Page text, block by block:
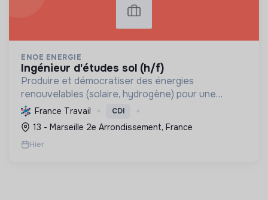
ENOE ENERGIE
ingénieur d'études sol (h/f)
Produire et démocratiser des énergies
renouvelables (solaire, hydrogène) pour une
transition écologique durable, en innovant et en
valorisant les territoires.
France Travail CDI
13 - Marseille 2e Arrondissement, France
Hier